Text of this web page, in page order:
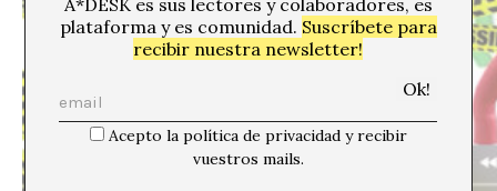
plataforma y es comunidad. Suscríbete para
recibir nuestra newsletter!
Acepto la política de privacidad y recibir
vuestros mails.